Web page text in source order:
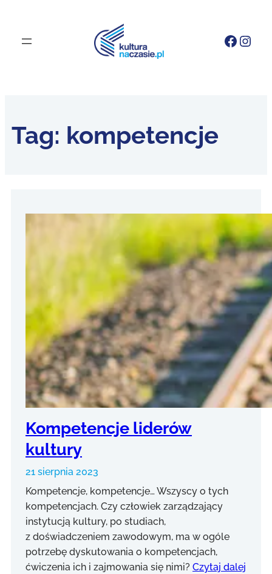
Tag: kompetencje
Kompetencje liderów
kultury
21 sierpnia 2023
Kompetencje, kompetencje… Wszyscy o tych
kompetencjach. Czy człowiek zarządzający
instytucją kultury, po studiach,
z doświadczeniem zawodowym, ma w ogóle
potrzebę dyskutowania o kompetencjach,
ćwiczenia ich i zajmowania się nimi? Czytaj dalej